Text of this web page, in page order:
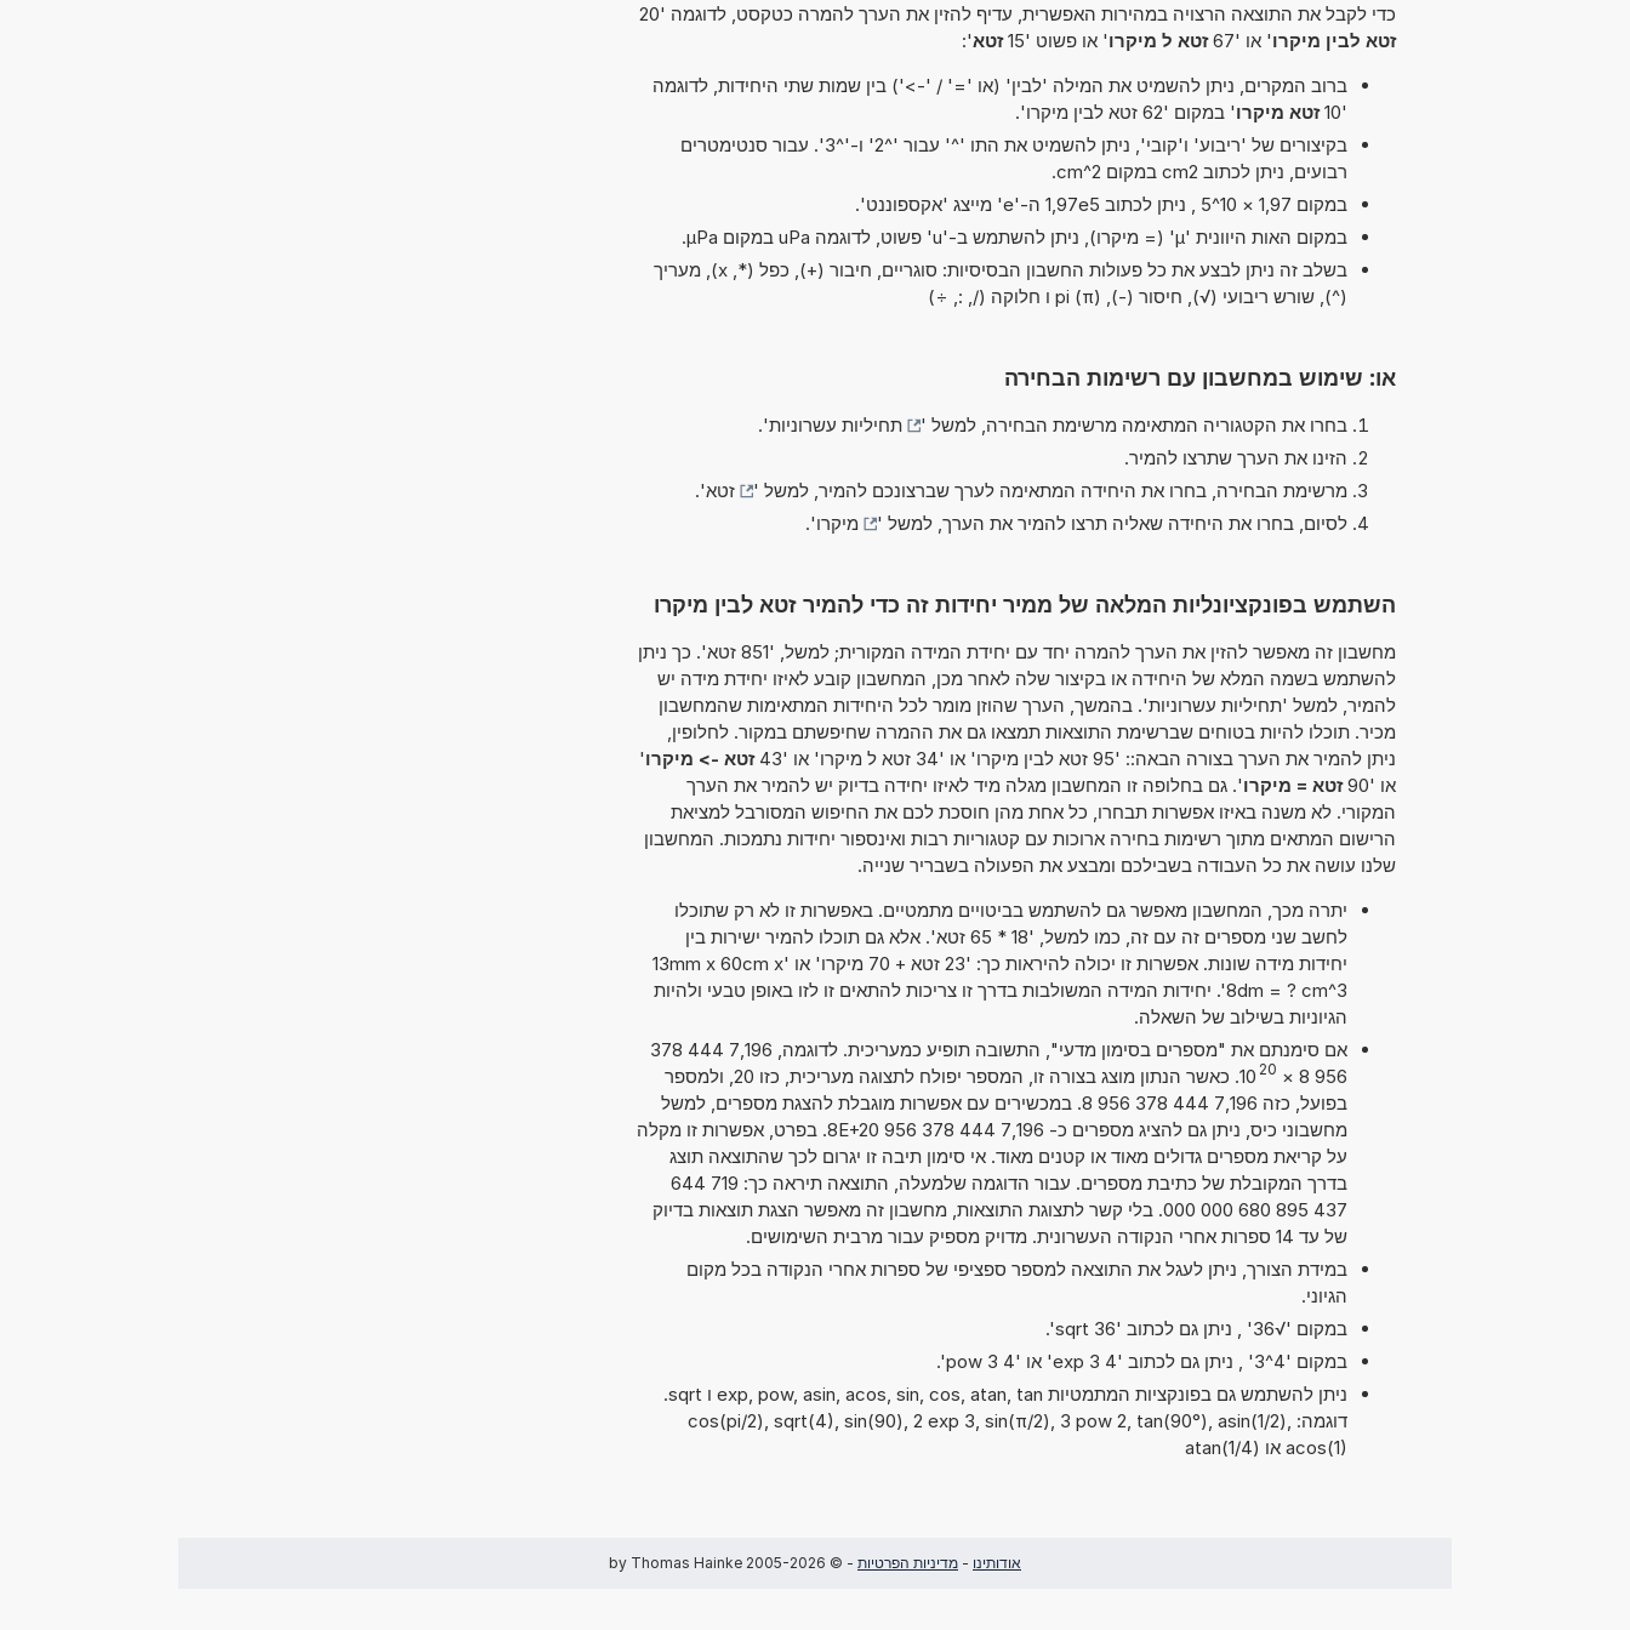
כדי לקבל את התוצאה הרצויה במהירות האפשרית, עדיף להזין את הערך להמרה כטקסט, לדוגמה '20
זטא לבין מיקרו' או '67 זטא ל מיקרו' או פשוט '15 זטא':
ברוב המקרים, ניתן להשמיט את המילה 'לבין' (או '=' / '->') בין שמות שתי היחידות, לדוגמה
'10
זטא מיקרו' במקום '62 זטא לבין מיקרו'.
בקיצורים של 'ריבוע' ו'קובי', ניתן להשמיט את התו '^' עבור '^2' ו-'^3'. עבור סנטימטרים
רבועים, ניתן לכתוב cm2 במקום cm^2.
במקום 1,97 × 10^5 , ניתן לכתוב 1,97e5 ה-'e' מייצג 'אקספוננט'.
במקום האות היוונית 'µ' (= מיקרו), ניתן להשתמש ב-'u' פשוט, לדוגמה uPa במקום µPa.
בשלב זה ניתן לבצע את כל פעולות החשבון הבסיסיות: סוגריים, חיבור (+), כפל (*, x), מעריך
(^), שורש ריבועי (√), חיסור (-), pi (π) ו חלוקה (/, :, ÷)
או: שימוש במחשבון עם רשימות הבחירה
בחרו את הקטגוריה המתאימה מרשימת הבחירה, למשל ' תחיליות עשרוניות'.
הזינו את הערך שתרצו להמיר.
מרשימת הבחירה, בחרו את היחידה המתאימה לערך שברצונכם להמיר, למשל '
זטא'.
לסיום, בחרו את היחידה שאליה תרצו להמיר את הערך, למשל '
מיקרו'.
השתמש בפונקציונליות המלאה של ממיר יחידות זה כדי להמיר זטא לבין מיקרו
מחשבון זה מאפשר להזין את הערך להמרה יחד עם יחידת המידה המקורית; למשל, '851 זטא'. כך ניתן
להשתמש בשמה המלא של היחידה או בקיצור שלה לאחר מכן, המחשבון קובע לאיזו יחידת מידה יש
להמיר, למשל 'תחיליות עשרוניות'. בהמשך, הערך שהוזן מומר לכל היחידות המתאימות שהמחשבון
מכיר. תוכלו להיות בטוחים שברשימת התוצאות תמצאו גם את ההמרה שחיפשתם במקור. לחלופין,
ניתן להמיר את הערך בצורה הבאה:: '95 זטא לבין מיקרו' או '34 זטא ל מיקרו' או '43
זטא -> מיקרו'
או '90
זטא = מיקרו'. גם בחלופה זו המחשבון מגלה מיד לאיזו יחידה בדיוק יש להמיר את הערך
המקורי. לא משנה באיזו אפשרות תבחרו, כל אחת מהן חוסכת לכם את החיפוש המסורבל למציאת
הרישום המתאים מתוך רשימות בחירה ארוכות עם קטגוריות רבות ואינספור יחידות נתמכות. המחשבון
שלנו עושה את כל העבודה בשבילכם ומבצע את הפעולה בשבריר שנייה.
יתרה מכך, המחשבון מאפשר גם להשתמש בביטויים מתמטיים. באפשרות זו לא רק שתוכלו
לחשב שני מספרים זה עם זה, כמו למשל, '18 * 65 זטא'. אלא גם תוכלו להמיר ישירות בין
יחידות מידה שונות. אפשרות זו יכולה להיראות כך: '23 זטא + 70 מיקרו' או '13mm x 60cm x
8dm = ? cm^3'. יחידות המידה המשולבות בדרך זו צריכות להתאים זו לזו באופן טבעי ולהיות
הגיוניות בשילוב של השאלה.
אם סימנתם את "מספרים בסימון מדעי", התשובה תופיע כמעריכית. לדוגמה, 7,196 444 378
956 8
×
10 20
. כאשר הנתון מוצג בצורה זו, המספר יפולח לתצוגה מעריכית, כזו 20, ולמספר
בפועל, כזה 7,196 444 378 956 8. במכשירים עם אפשרות מוגבלת להצגת מספרים, למשל
מחשבוני כיס, ניתן גם להציג מספרים כ- 7,196 444 378 956 8E+20. בפרט, אפשרות זו מקלה
על קריאת מספרים גדולים מאוד או קטנים מאוד. אי סימון תיבה זו יגרום לכך שהתוצאה תוצג
בדרך המקובלת של כתיבת מספרים. עבור הדוגמה שלמעלה, התוצאה תיראה כך: 719 644
437 895 680 000 000. בלי קשר לתצוגת התוצאות, מחשבון זה מאפשר הצגת תוצאות בדיוק
של עד 14 ספרות אחרי הנקודה העשרונית. מדויק מספיק עבור מרבית השימושים.
במידת הצורך, ניתן לעגל את התוצאה למספר ספציפי של ספרות אחרי הנקודה בכל מקום
הגיוני.
במקום '√36' , ניתן גם לכתוב 'sqrt 36'.
במקום '4^3' , ניתן גם לכתוב '4 exp 3' או '4 pow 3'.
ניתן להשתמש גם בפונקציות המתמטיות exp, pow, asin, acos, sin, cos, atan, tan ו sqrt.
דוגמה: cos(pi/2), sqrt(4), sin(90), 2 exp 3, sin(π/2), 3 pow 2, tan(90°), asin(1/2),
acos(1) או atan(1/4)
אודותינו - מדיניות הפרטיות - © 2005-2026 by Thomas Hainke